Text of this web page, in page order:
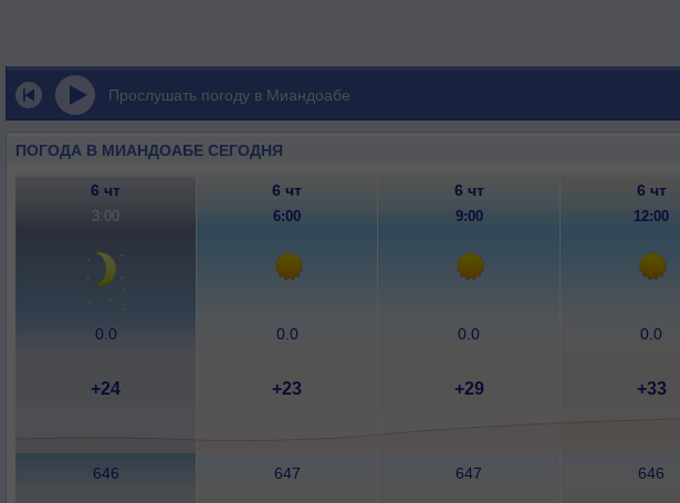
Прослушать погоду в Миандоабе
ПОГОДА В МИАНДОАБЕ СЕГОДНЯ
6 чт 6 чт 6 чт 6 чт
3:00 6:00 9:00 12:00
0.0 0.0 0.0 0.0
+24 +23 +29 +33
646 647 647 646